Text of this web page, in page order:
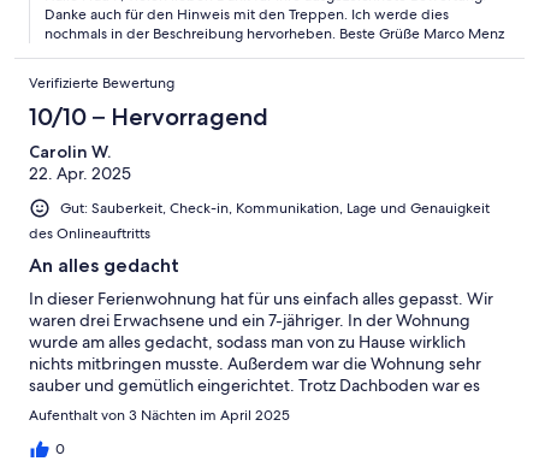
Danke auch für den Hinweis mit den Treppen. Ich werde dies
nochmals in der Beschreibung hervorheben. Beste Grüße Marco Menz
Verifizierte Bewertung
10/10 – Hervorragend
Carolin W.
22. Apr. 2025
Gut: Sauberkeit, Check-in, Kommunikation, Lage und Genauigkeit
des Onlineauftritts
An alles gedacht
In dieser Ferienwohnung hat für uns einfach alles gepasst. Wir
waren drei Erwachsene und ein 7-jähriger. In der Wohnung
wurde am alles gedacht, sodass man von zu Hause wirklich
nichts mitbringen musste. Außerdem war die Wohnung sehr
sauber und gemütlich eingerichtet. Trotz Dachboden war es
angenehm von der Temperatur (April). Die Beschreibung zum
Objekt hat sehr geholfen. Die Aussicht war traumhaft schön. Wir
hatten einen wunderbaren Wanderurlaub und haben uns am
Aufenthalt von 3 Nächten im April 2025
0